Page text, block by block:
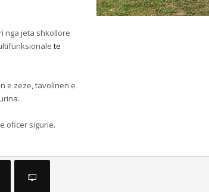
nga jeta shkollore
te
e zeze, tavolinen e
oficer sigurie.